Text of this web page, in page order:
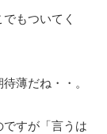
もついてく
薄だね・・。
ですが「言うは